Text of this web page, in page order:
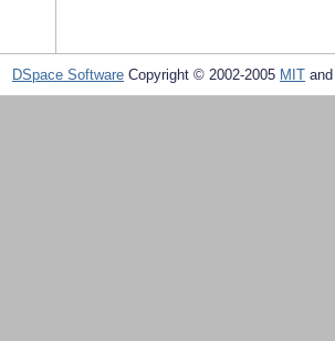
DSpace Software Copyright © 2002-2005 MIT